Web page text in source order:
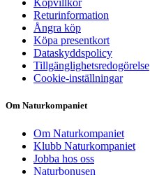
Köpvillkor
Returinformation
Ångra köp
Köpa presentkort
Dataskyddspolicy
Tillgänglighetsredogörelse
Cookie-inställningar
Om Naturkompaniet
Om Naturkompaniet
Klubb Naturkompaniet
Jobba hos oss
Naturbonusen